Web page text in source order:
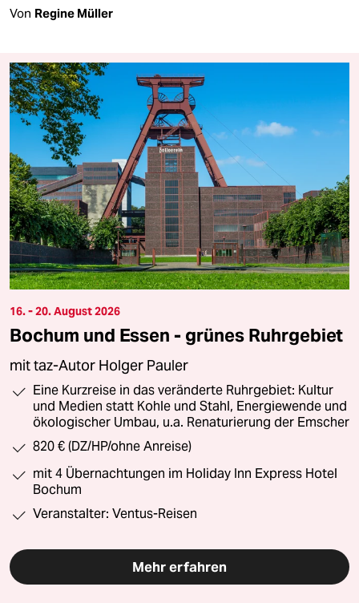
Von Regine Müller
16. - 20. August 2026
Bochum und Essen - grünes Ruhrgebiet
mit taz-Autor Holger Pauler
Eine Kurzreise in das veränderte Ruhrgebiet: Kultur
und Medien statt Kohle und Stahl, Energiewende und
ökologischer Umbau, u.a. Renaturierung der Emscher
820 € (DZ/HP/ohne Anreise)
mit 4 Übernachtungen im Holiday Inn Express Hotel
Bochum
Veranstalter: Ventus-Reisen
Mehr erfahren